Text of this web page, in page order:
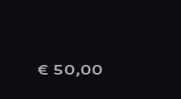
€ 50,00